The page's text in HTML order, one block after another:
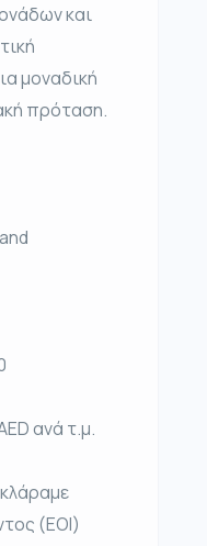
και
μοναδική
πρόταση.
ανά τ.μ.
(EOI)